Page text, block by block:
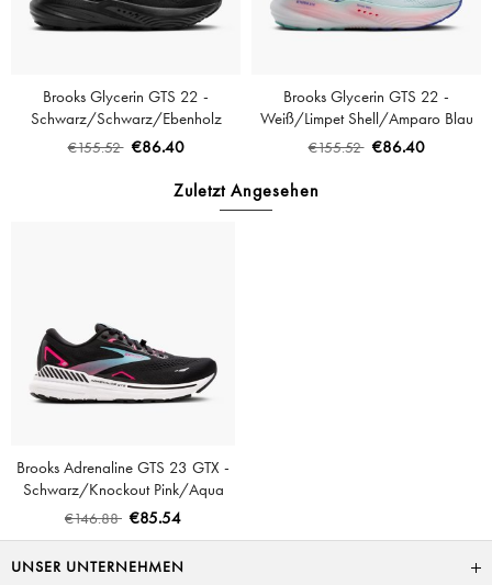
Brooks Glycerin GTS 22 -
Schwarz/Schwarz/Ebenholz
€155.52 €86.40
Brooks Glycerin GTS 22 -
Weiß/Limpet Shell/Amparo Blau
€155.52 €86.40
Zuletzt Angesehen
Brooks Adrenaline GTS 23 GTX -
Schwarz/Knockout Pink/Aqua
€146.88 €85.54
UNSER UNTERNEHMEN